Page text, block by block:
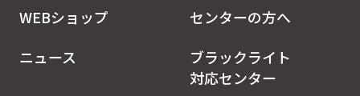
WEBショップ
センターの方へ
ニュース
ブラックライト
対応センター